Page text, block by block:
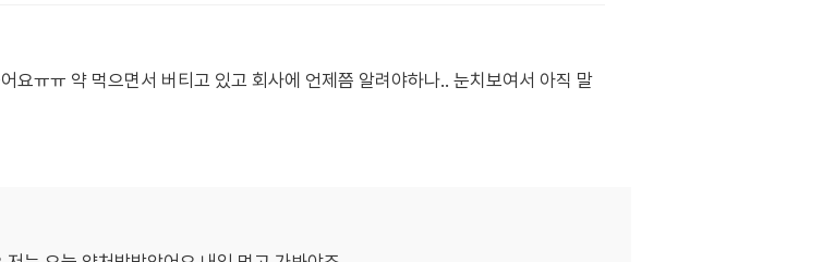
요ㅠㅠ 약 먹으면서 버티고 있고 회사에 언제쯤 알려야하나.. 눈치보여서 아직 말